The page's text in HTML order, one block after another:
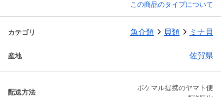
この商品のタイプについて
カテゴリ 魚介類 貝類 ミナ貝
産地 佐賀県
配送方法
ポケマル提携のヤマト便